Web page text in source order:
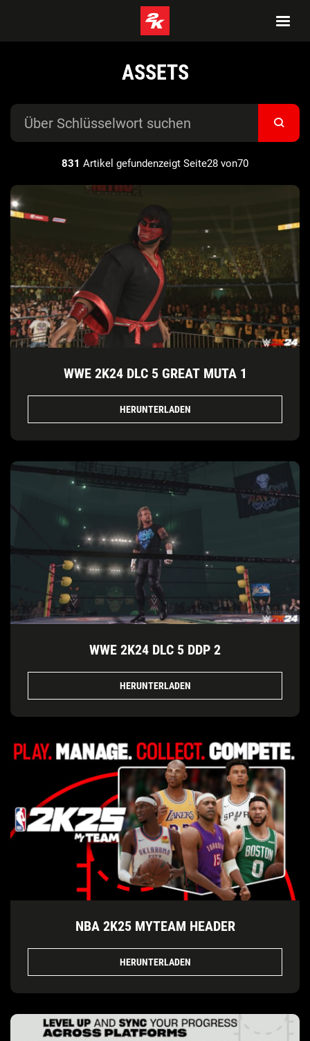
ASSETS
831 Artikel gefundenzeigt Seite28 von70
WWE 2K24 DLC 5 GREAT MUTA 1
HERUNTERLADEN
WWE 2K24 DLC 5 DDP 2
HERUNTERLADEN
NBA 2K25 MYTEAM HEADER
HERUNTERLADEN